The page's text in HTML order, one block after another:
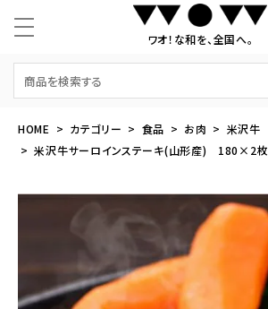
ワオ！な和を、全国へ。
HOME カテゴリー 食品 お肉
米沢牛
米沢牛サーロインステーキ(山形産) 180×2枚